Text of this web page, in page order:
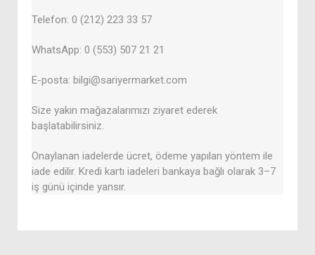
Telefon: 0 (212) 223 33 57
WhatsApp: 0 (553) 507 21 21
E-posta: bilgi@sariyermarket.com
Size yakın mağazalarımızı ziyaret ederek
başlatabilirsiniz.
Onaylanan iadelerde ücret, ödeme yapılan yöntem ile
iade edilir. Kredi kartı iadeleri bankaya bağlı olarak 3–7
iş günü içinde yansır.